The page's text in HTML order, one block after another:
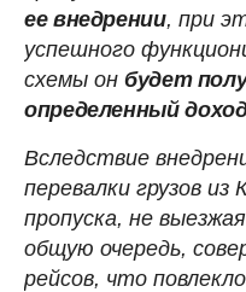
ее внедрении, при
успешного
схемы он будет
определенный
Вследствие
перевалки грузов
пропуска, не
общую очередь,
рейсов, что